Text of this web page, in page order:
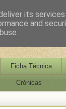
Ficha Técnica
Crónicas
its
and